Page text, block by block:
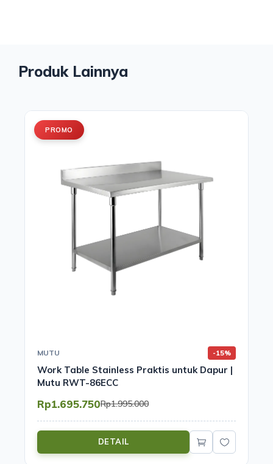
Produk Lainnya
PROMO
MUTU -15%
Work Table Stainless Praktis untuk Dapur |
Mutu RWT-86ECC
Rp1.695.750Rp1.995.000
DETAIL